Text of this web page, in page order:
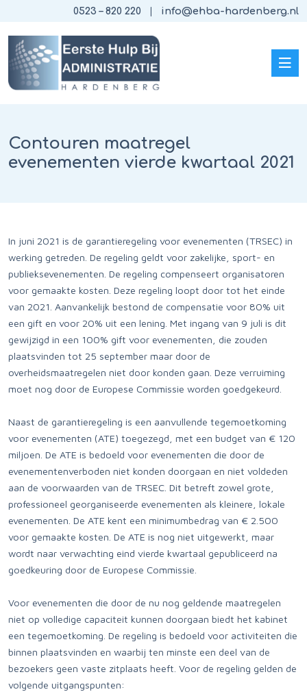
0523 – 820 220 info@ehba-hardenberg.nl
Contouren maatregel
evenementen vierde kwartaal 2021
In juni 2021 is de garantieregeling voor evenementen (TRSEC) in
werking getreden. De regeling geldt voor zakelijke, sport- en
publieksevenementen. De regeling compenseert organisatoren
voor gemaakte kosten. Deze regeling loopt door tot het einde
van 2021. Aanvankelijk bestond de compensatie voor 80% uit
een gift en voor 20% uit een lening. Met ingang van 9 juli is dit
gewijzigd in een 100% gift voor evenementen, die zouden
plaatsvinden tot 25 september maar door de
overheidsmaatregelen niet door konden gaan. Deze verruiming
moet nog door de Europese Commissie worden goedgekeurd.
Naast de garantieregeling is een aanvullende tegemoetkoming
voor evenementen (ATE) toegezegd, met een budget van € 120
miljoen. De ATE is bedoeld voor evenementen die door de
evenementenverboden niet konden doorgaan en niet voldeden
aan de voorwaarden van de TRSEC. Dit betreft zowel grote,
professioneel georganiseerde evenementen als kleinere, lokale
evenementen. De ATE kent een minimumbedrag van € 2.500
voor gemaakte kosten. De ATE is nog niet uitgewerkt, maar
wordt naar verwachting eind vierde kwartaal gepubliceerd na
goedkeuring door de Europese Commissie.
Voor evenementen die door de nu nog geldende maatregelen
niet op volledige capaciteit kunnen doorgaan biedt het kabinet
een tegemoetkoming. De regeling is bedoeld voor activiteiten die
binnen plaatsvinden en waarbij ten minste een deel van de
bezoekers geen vaste zitplaats heeft. Voor de regeling gelden de
volgende uitgangspunten: